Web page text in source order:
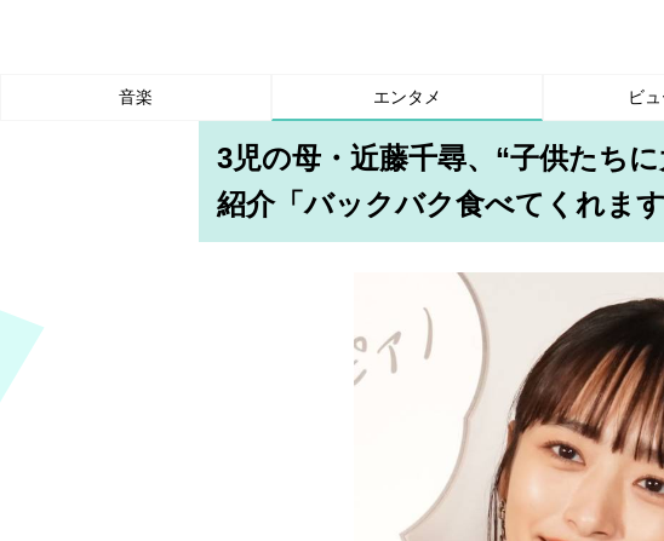
音楽 エンタメ ビ
3児の母・近藤千尋、“子供たち
紹介「バックバク食べてくれます